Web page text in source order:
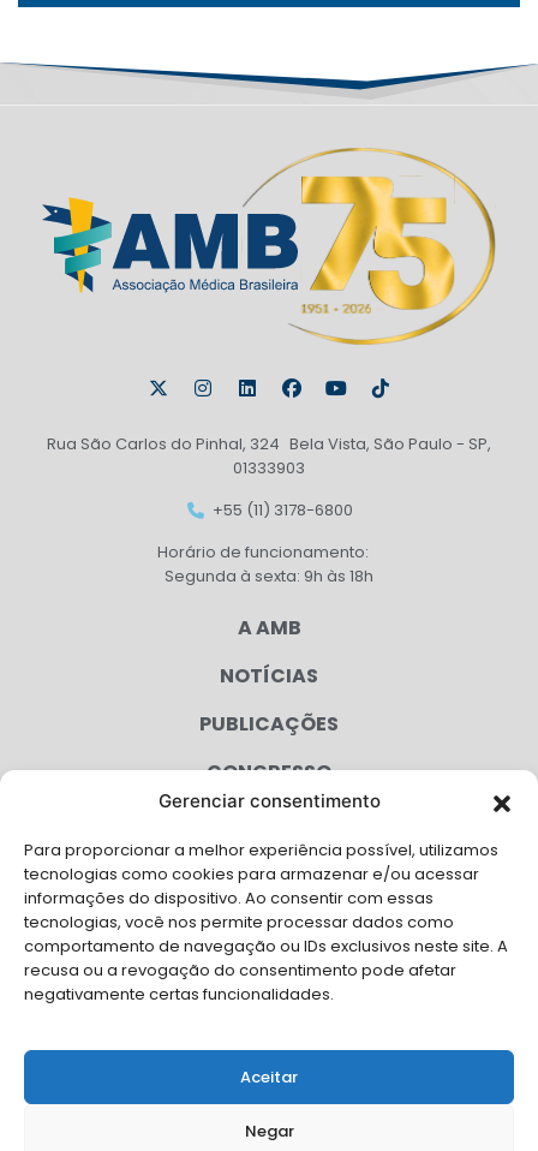
Gerenciar consentimento
Para proporcionar a melhor experiência possível, utilizamos
tecnologias como cookies para armazenar e/ou acessar
informações do dispositivo. Ao consentir com essas
tecnologias, você nos permite processar dados como
comportamento de navegação ou IDs exclusivos neste site. A
recusa ou a revogação do consentimento pode afetar
negativamente certas funcionalidades.
Aceitar
Negar
Rua São Carlos do Pinhal, 324 Bela Vista, São Paulo - SP,
01333903
+55 (11) 3178-6800
Horário de funcionamento:
Segunda à sexta: 9h às 18h
A AMB
NOTÍCIAS
PUBLICAÇÕES
CONGRESSO
CAMPANHAS
SERVIÇOS
FILIADAS
FALE CONOSCO
Solicite Apoio Institucional da AMB para o seu evento